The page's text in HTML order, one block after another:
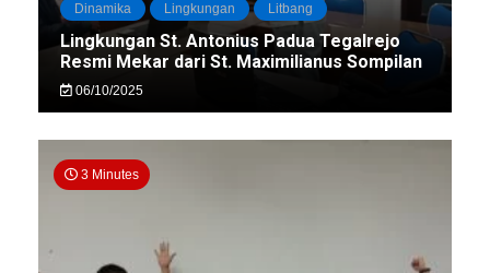
Dinamika Lingkungan Litbang
Lingkungan St. Antonius Padua Tegalrejo
Resmi Mekar dari St. Maximilianus Sompilan
06/10/2025
3 Minutes